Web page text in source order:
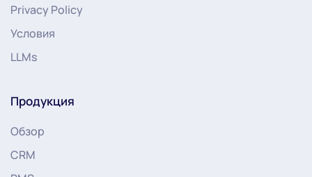
Privacy Policy
Условия
LLMs
Продукция
Обзор
CRM